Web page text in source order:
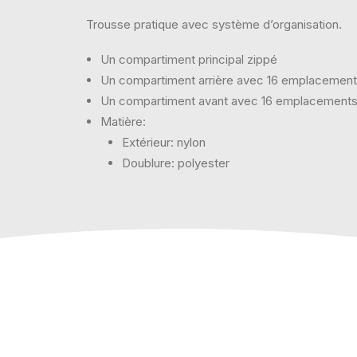
Trousse pratique avec système d’organisation.
Un compartiment principal zippé
Un compartiment arrière avec 16
Un compartiment avant avec 16
Matière:
Extérieur: nylon
Doublure: polyester